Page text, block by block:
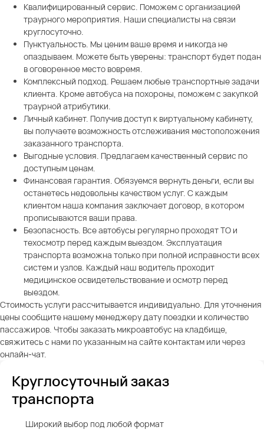
Квалифицированный сервис. Поможем с организацией
траурного мероприятия. Наши специалисты на связи
круглосуточно.
Пунктуальность. Мы ценим ваше время и никогда не
опаздываем. Можете быть уверены: транспорт будет подан
в оговоренное место вовремя.
Комплексный подход. Решаем любые транспортные задачи
клиента. Кроме автобуса на похороны, поможем с закупкой
траурной атрибутики.
Личный кабинет. Получив доступ к виртуальному кабинету,
вы получаете возможность отслеживания местоположения
заказанного транспорта.
Выгодные условия. Предлагаем качественный сервис по
доступным ценам.
Финансовая гарантия. Обязуемся вернуть деньги, если вы
останетесь недовольны качеством услуг. С каждым
клиентом наша компания заключает договор, в котором
прописываются ваши права.
Безопасность. Все автобусы регулярно проходят ТО и
техосмотр перед каждым выездом. Эксплуатация
транспорта возможна только при полной исправности всех
систем и узлов. Каждый наш водитель проходит
медицинское освидетельствование и осмотр перед
выездом.
Стоимость услуги рассчитывается индивидуально. Для уточнения
цены сообщите нашему менеджеру дату поездки и количество
пассажиров. Чтобы заказать микроавтобус на кладбище,
свяжитесь с нами по указанным на сайте контактам или через
онлайн-чат.
Круглосуточный заказ
транспорта
Широкий выбор под любой формат